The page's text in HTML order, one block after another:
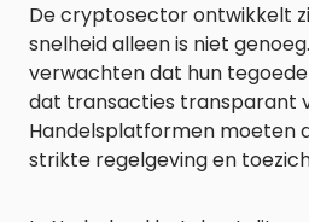
De cryptosector ontwikkelt
snelheid alleen is niet
verwachten dat hun
dat transacties transparant
Handelsplatformen moeten
strikte regelgeving en